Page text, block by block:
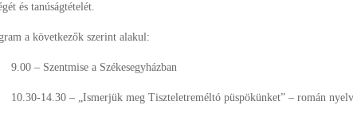
és tanúságtételét.
a következők szerint alakul:
9.00 – Szentmise a Székesegyházban
10.30-14.30 – „Ismerjük meg Tiszteletreméltó püspökünket” – román